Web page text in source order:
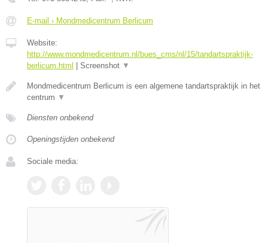
E-mail › Mondmedicentrum Berlicum
Website:
http://www.mondmedicentrum.nl/bues_cms/nl/15/tandartspraktijk-
berlicum.html
Screenshot ▼
Mondmedicentrum Berlicum is een algemene tandartspraktijk in het
centrum ▼
Diensten onbekend
Openingstijden onbekend
Sociale media: